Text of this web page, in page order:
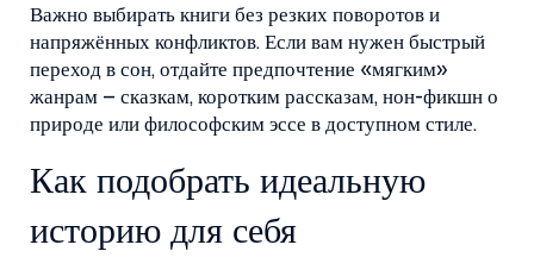
Важно выбирать книги без резких поворотов и
напряжённых конфликтов. Если вам нужен быстрый
переход в сон, отдайте предпочтение «мягким»
жанрам – сказкам, коротким рассказам, нон-фикшн о
природе или философским эссе в доступном стиле.
Как подобрать идеальную
историю для себя